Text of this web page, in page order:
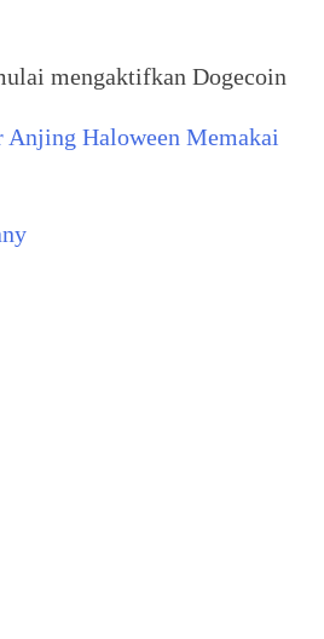
mengaktifkan Dogecoin
Haloween Memakai